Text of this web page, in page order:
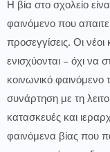
Η βία στο σχολείο
φαινόμενο που
προσεγγίσεις. Οι νέοι
ενισχύονται – όχι να
κοινωνικό φαινόμενο
συνάρτηση με τη
κατασκευές και
φαινόμενα βίας που